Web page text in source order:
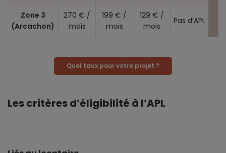
Zone 3
(Arcachon)
270 € /
mois
199 € /
mois
129 € /
mois
Pas d’APL
Quel taux pour votre projet ?
Les critères d’éligibilité à l’APL